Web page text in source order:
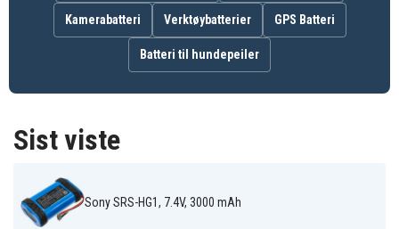
Kamerabatteri Verktøybatterier GPS Batteri
Batteri til hundepeiler
Sist viste
Sony SRS-HG1, 7.4V, 3000 mAh